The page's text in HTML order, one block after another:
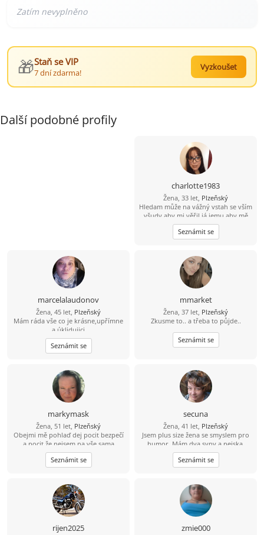
🎁Staň se VIP
7 dní zdarma!
Vyzkoušet
Další podobné profily
charlotte1983
Žena, 33 let, Plzeňský
Hledam může na vážný vstah se vším
všudy aby mi věřil já jemu aby mě
miloval jako já jeho aby udělal pro
lásku to samé jako já
Seznámit se
marcelalaudonov
Žena, 45 let, Plzeňský
Mám ráda vše co je krásne,upřímne
a úklidujici
Seznámit se
mmarket
Žena, 37 let, Plzeňský
Zkusme to.. a třeba to půjde..
Seznámit se
markymask
Žena, 51 let, Plzeňský
Obejmi mě pohlaď dej pocit bezpečí
a pocit že nejsem na vše sama
Seznámit se
secuna
Žena, 41 let, Plzeňský
Jsem plus size žena se smyslem pro
humor. Mám dva syny a pejska.
Minulost vyřešena. Mám ráda
procházky, knížky, filmy, kino a
divadlo, ale i pohodové večery
nebo karetní hry. Touto cestou
hledám spolehlivého, hodného a
zodpovědného muže, který se
nebojí dětí ????
Seznámit se
rijen2025 zmie000